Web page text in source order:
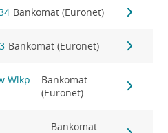
Bankomat (Euronet)
Bankomat (Euronet)
Wlkp.
Bankomat
(Euronet)
Bankomat